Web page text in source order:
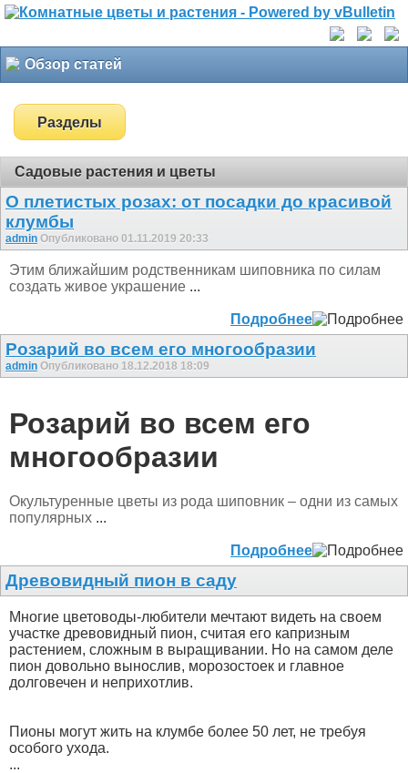
Обзор статей
Разделы
Садовые растения и цветы
О плетистых розах: от посадки до красивой
клумбы
admin Опубликовано 01.11.2019 20:33
Этим ближайшим родственникам шиповника по силам
создать живое украшение ...
Подробнее
Розарий во всем его многообразии
admin Опубликовано 18.12.2018 18:09
Розарий во всем его
многообразии
Окультуренные цветы из рода шиповник – одни из самых
популярных ...
Подробнее
Древовидный пион в саду
Многие цветоводы-любители мечтают видеть на своем
участке древовидный пион, считая его капризным
растением, сложным в выращивании. Но на самом деле
пион довольно вынослив, морозостоек и главное
долговечен и неприхотлив.
Пионы могут жить на клумбе более 50 лет, не требуя
особого ухода.
...